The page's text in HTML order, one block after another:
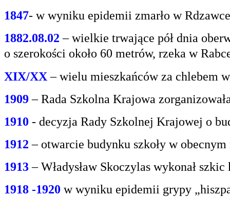
1847- w wyniku epidemii zmarło w
1882.08.02 – wielkie trwające pół dnia
o szerokości około 60 metrów, rzeka w
XIX/XX– wielu mieszkańców za chlebem
1909 – Rada Szkolna Krajowa
1910 - decyzja Rady Szkolnej Krajowej o
1912 – otwarcie budynku szkoły w
1913– Władysław Skoczylas wykonał
1918 -1920 w wyniku epidemii grypy